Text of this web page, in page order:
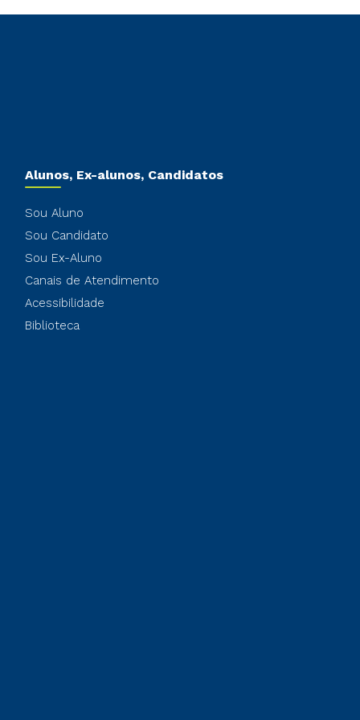
Alunos, Ex-alunos, Candidatos
Sou Aluno
Sou Candidato
Sou Ex-Aluno
Canais de Atendimento
Acessibilidade
Biblioteca